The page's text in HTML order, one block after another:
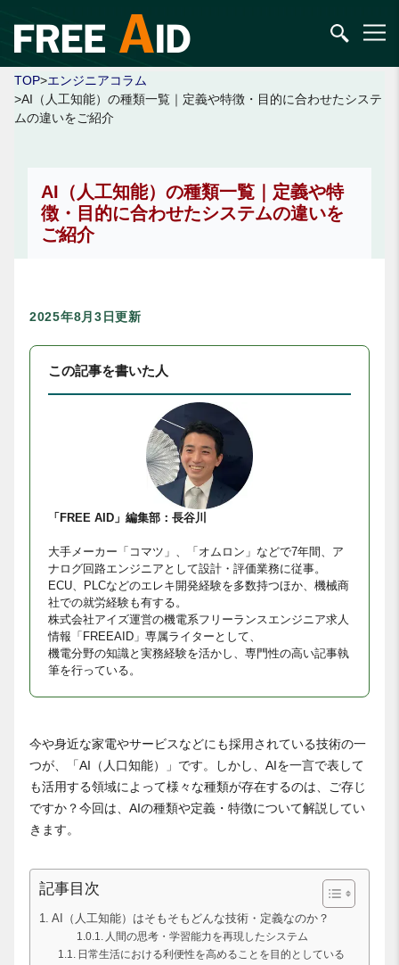
TOP>エンジニアコラム
>AI（人工知能）の種類一覧｜定義や特徴・目的に合わせたシステ
ムの違いをご紹介
AI（人工知能）の種類一覧｜定義や特
徴・目的に合わせたシステムの違いを
ご紹介
2025年8月3日更新
この記事を書いた人
「FREE AID」編集部：長谷川
大手メーカー「コマツ」、「オムロン」などで7年間、ア
ナログ回路エンジニアとして設計・評価業務に従事。
ECU、PLCなどのエレキ開発経験を多数持つほか、機械商
社での就労経験も有する。
株式会社アイズ運営の機電系フリーランスエンジニア求人
情報「FREEAID」専属ライターとして、
機電分野の知識と実務経験を活かし、専門性の高い記事執
筆を行っている。
今や身近な家電やサービスなどにも採用されている技術の一
つが、「AI（人口知能）」です。しかし、AIを一言で表して
も活用する領域によって様々な種類が存在するのは、ご存じ
ですか？今回は、AIの種類や定義・特徴について解説してい
きます。
記事目次
AI（人工知能）はそもそもどんな技術・定義なのか？
人間の思考・学習能力を再現したシステム
日常生活における利便性を高めることを目的としている